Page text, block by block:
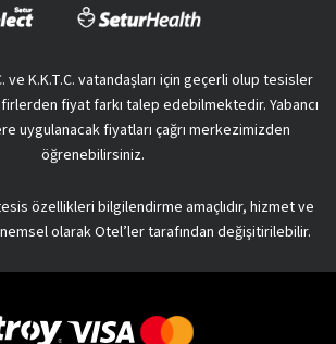
K.K.T.C. vatandaşları için geçerli olup tesisler
fiyat farkı talep edebilmektedir. Yabancı
uygulanacak fiyatları çağrı merkezimizden
öğrenebilirsiniz.
özellikleri bilgilendirme amaçlıdır, hizmet ve
olarak Otel’ler tarafından değişitirilebilir.